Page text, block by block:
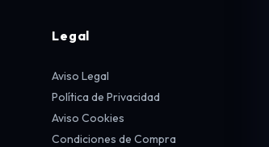
Legal
Aviso Legal
Política de Privacidad
Aviso Cookies
Condiciones de Compra